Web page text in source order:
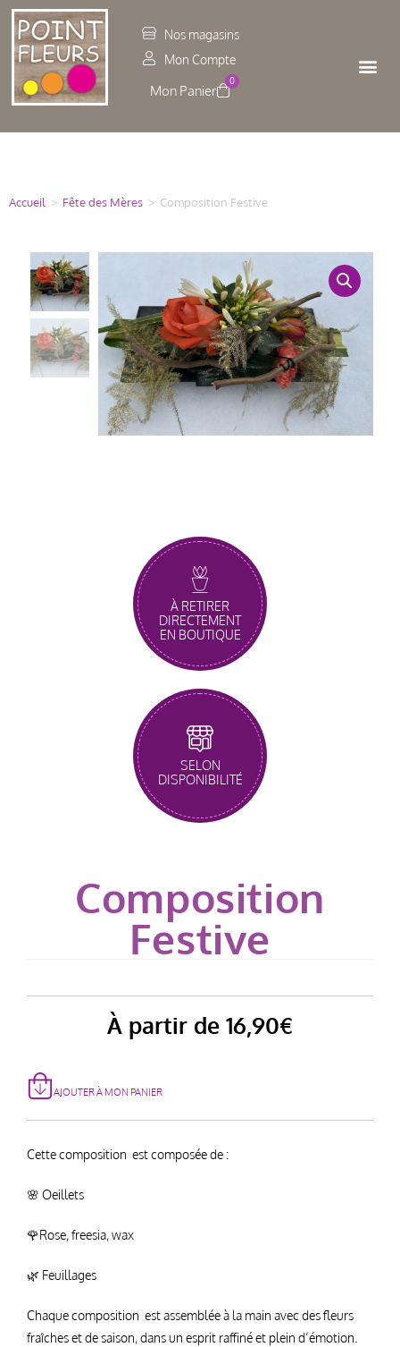
Panneau de gestion des cookies
Nos magasins
Mon Compte
0
Accueil > Fête des Mères > Composition Festive
À RETIRER
DIRECTEMENT
EN BOUTIQUE
SELON
DISPONIBILITÉ
Composition
Festive
À partir de 16,90€
AJOUTER À MON PANIER
Cette composition est composée de :
🌸 Oeillets
🌹Rose, freesia, wax
🌿 Feuillages
Chaque composition est assemblée à la main avec des fleurs
fraîches et de saison, dans un esprit raffiné et plein d’émotion.